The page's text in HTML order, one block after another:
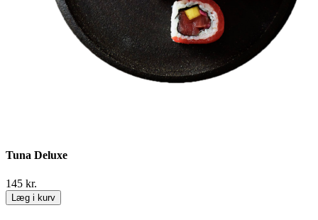
Tuna Deluxe
145 kr.
Læg i kurv